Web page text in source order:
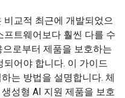
비교적 최근에 개발되었으
트웨어보다 훨씬 다를 수
로부터 제품을 보호하는
어야 합니다. 이 가이드
는 방법을 설명합니다. 체
성형 AI 지원 제품을 보호